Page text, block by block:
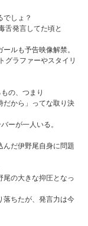
でしょ？
舌発言してた頃と
ルも予告映像解禁。
グラファーやスタイリ
の、つまり
だから」ってな取り決
ーが一人いる。
んだ伊野尾自身に問題
尾の大きな抑圧となっ
落ちたが、発言力は今